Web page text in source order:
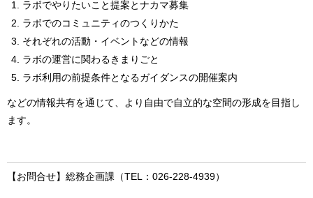
ラボでやりたいこと提案とナカマ募集
ラボでのコミュニティのつくりかた
それぞれの活動・イベントなどの情報
ラボの運営に関わるきまりごと
ラボ利用の前提条件となるガイダンスの開催案内
などの情報共有を通じて、より自由で自立的な空間の形成を目指し
ます。
【お問合せ】総務企画課（TEL：026-228-4939）